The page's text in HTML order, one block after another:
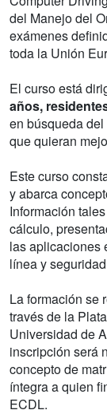
del Manejo del
exámenes
toda la Unión
El curso está
años,
en búsqueda
que quieran
Este curso
y abarca
Información
cálculo,
las aplicaciones
línea y
La formación se
través de la
Universidad de
inscripción será
concepto de
íntegra a quien
ECDL.